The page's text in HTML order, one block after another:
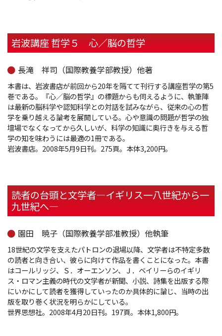
岩波講座 哲学５ 心／脳の哲学
長滝 祥司（国際教養学部教授）他著
本書は、岩波書店が前回から20年を隔てて刊行する講座哲学の第5
巻である。『心／脳の哲学』の標題からも伺えるように、執筆陣
は最新の脳科学や認知科学との対話を試みながら、従来の心の哲
学を乗り越える論考を展開している。心や意識の問題が哲学の独
壇場でなくなってから久しいが、科学の知識に奥行きを与える哲
学の知を味わうには最適の1冊である。
岩波書店。2008年5月9日刊。275頁。本体3,200円。
読者の台頭と文学者―イギリス一八世紀から一
九世紀へ―
園田 暁子（国際教養学部准教授）他執筆
18世紀の文学を支えたパトロンの退場以降、文学者は不特定多数
の読者と向き合い、彼らに向けて作品を書くことになった。本書
はコールリッジ、Ｓ．オーエンソン、Ｊ．ベイリーらのイギリ
ス・ロマン主義の時代の文学者が新聞、小説、詩集を出版する際
にいかにして読者を獲得していったのか具体的に論じ、当時の出
版を取り巻く状況を明らかにしている。
世界思想社。2008年4月20日刊。197頁。本体1,800円。